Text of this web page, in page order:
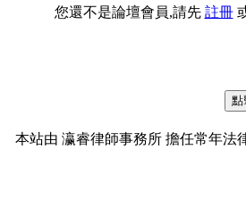
您還不是論壇會員,請先 註冊
本站由 瀛睿律師事務所 擔任常年法